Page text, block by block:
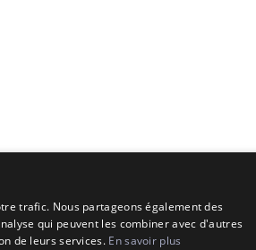
trafic. Nous partageons également des
qui peuvent les combiner avec d'autres
de leurs services. En savoir plus